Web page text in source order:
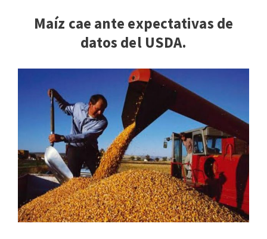
Maíz cae ante expectativas de
datos del USDA.